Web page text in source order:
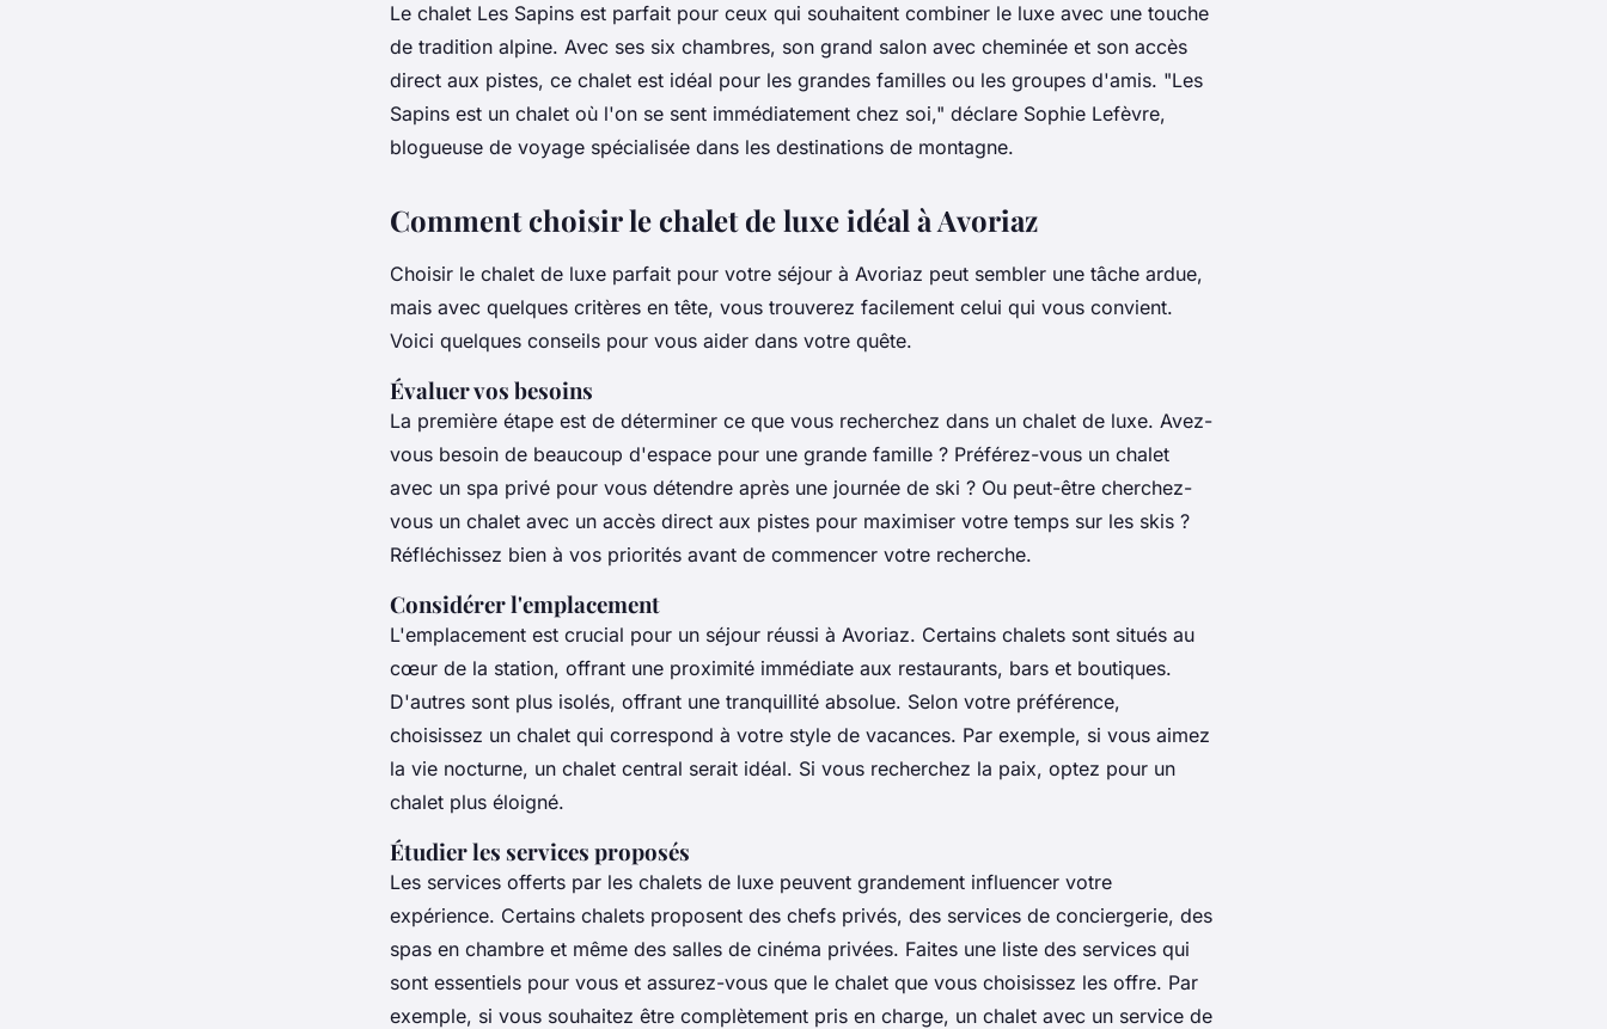
Le chalet Les Sapins est parfait pour ceux qui souhaitent combiner le luxe avec une touche
de tradition alpine. Avec ses six chambres, son grand salon avec cheminée et son accès
direct aux pistes, ce chalet est idéal pour les grandes familles ou les groupes d'amis. "Les
Sapins est un chalet où l'on se sent immédiatement chez soi," déclare Sophie Lefèvre,
blogueuse de voyage spécialisée dans les destinations de montagne.
Comment choisir le chalet de luxe idéal à Avoriaz
Choisir le chalet de luxe parfait pour votre séjour à Avoriaz peut sembler une tâche ardue,
mais avec quelques critères en tête, vous trouverez facilement celui qui vous convient.
Voici quelques conseils pour vous aider dans votre quête.
Évaluer vos besoins
La première étape est de déterminer ce que vous recherchez dans un chalet de luxe. Avez-
vous besoin de beaucoup d'espace pour une grande famille ? Préférez-vous un chalet
avec un spa privé pour vous détendre après une journée de ski ? Ou peut-être cherchez-
vous un chalet avec un accès direct aux pistes pour maximiser votre temps sur les skis ?
Réfléchissez bien à vos priorités avant de commencer votre recherche.
Considérer l'emplacement
L'emplacement est crucial pour un séjour réussi à Avoriaz. Certains chalets sont situés au
cœur de la station, offrant une proximité immédiate aux restaurants, bars et boutiques.
D'autres sont plus isolés, offrant une tranquillité absolue. Selon votre préférence,
choisissez un chalet qui correspond à votre style de vacances. Par exemple, si vous aimez
la vie nocturne, un chalet central serait idéal. Si vous recherchez la paix, optez pour un
chalet plus éloigné.
Étudier les services proposés
Les services offerts par les chalets de luxe peuvent grandement influencer votre
expérience. Certains chalets proposent des chefs privés, des services de conciergerie, des
spas en chambre et même des salles de cinéma privées. Faites une liste des services qui
sont essentiels pour vous et assurez-vous que le chalet que vous choisissez les offre. Par
exemple, si vous souhaitez être complètement pris en charge, un chalet avec un service de